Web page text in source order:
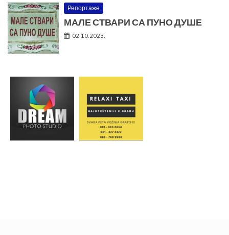
Репортаже
МАЛЕ СТВАРИ СА ПУНО ДУШЕ
02.10.2023.